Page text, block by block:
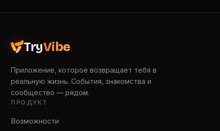
TryVibe
Приложение, которое возвращает тебя в
реальную жизнь. События, знакомства и
сообщество — рядом.
ПРОДУКТ
Возможности